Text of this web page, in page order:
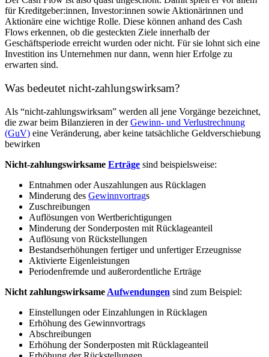
für Kreditgeber:innen, Investor:innen sowie Aktionärinnen und
Aktionäre eine wichtige Rolle. Diese können anhand des Cash
Flows erkennen, ob die gesteckten Ziele innerhalb der
Geschäftsperiode erreicht wurden oder nicht. Für sie lohnt sich eine
Investition ins Unternehmen nur dann, wenn hier Erfolge zu
erwarten sind.
Was bedeutet nicht-zahlungswirksam?
Als “nicht-zahlungswirksam” werden all jene Vorgänge bezeichnet,
die zwar beim Bilanzieren in derGewinn- und Verlustrechnung
(GuV) eine Veränderung, aber keine tatsächliche Geldverschiebung
bewirken
Nicht-zahlungswirksame Erträge sind beispielsweise:
Entnahmen oder Auszahlungen aus Rücklagen
Minderung des Gewinnvortrags
Zuschreibungen
Auflösungen von Wertberichtigungen
Minderung der Sonderposten mit Rücklageanteil
Auflösung von Rückstellungen
Bestandserhöhungen fertiger und unfertiger Erzeugnisse
Aktivierte Eigenleistungen
Periodenfremde und außerordentliche Erträge
Nicht zahlungswirksame Aufwendungen sind zum Beispiel:
Einstellungen oder Einzahlungen in Rücklagen
Erhöhung des Gewinnvortrags
Abschreibungen
Erhöhung der Sonderposten mit Rücklageanteil